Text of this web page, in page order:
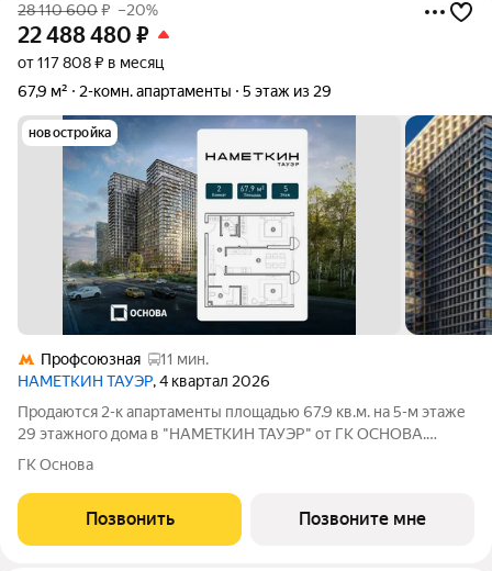
28 110 600₽ –20%
22 488 480 ₽
от 117 808 ₽ в месяц
67,9 м²
2-комн. апартаменты 5 этаж из 29
новостройка
Профсоюзная
11 мин.
НАМЕТКИН ТАУЭР, 4 квартал 2026
Продаются 2-к апартаменты площадью 67.9 кв.м. на 5-м этаже
29 этажного дома в "НАМЕТКИН ТАУЭР" от ГК ОСНОВА.
Наметкин Тауэр - комплекс бизнес-класса с премиальным
Западе Москвы. Архитектура от
ГК Основа
Позвонить Позвоните мне